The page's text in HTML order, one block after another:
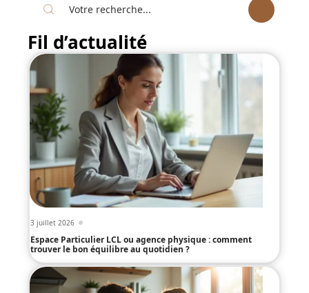
Fil d’actualité
3 juillet 2026
Espace Particulier LCL ou agence physique : comment
trouver le bon équilibre au quotidien ?